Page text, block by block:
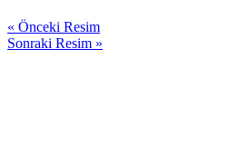
« Önceki Resim
Sonraki Resim »